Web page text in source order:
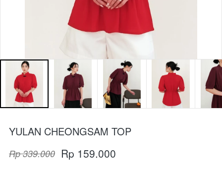
YULAN CHEONGSAM TOP
Rp 339.000 Rp 159.000